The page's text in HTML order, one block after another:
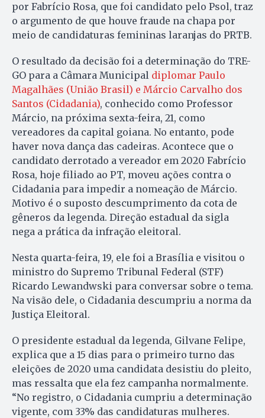
por Fabrício Rosa, que foi candidato pelo Psol, traz
o argumento de que houve fraude na chapa por
meio de candidaturas femininas laranjas do PRTB.
O resultado da decisão foi a determinação do TRE-
GO para a Câmara Municipal diplomar Paulo
Magalhães (União Brasil) e Márcio Carvalho dos
Santos (Cidadania), conhecido como Professor
Márcio, na próxima sexta-feira, 21, como
vereadores da capital goiana. No entanto, pode
haver nova dança das cadeiras. Acontece que o
candidato derrotado a vereador em 2020 Fabrício
Rosa, hoje filiado ao PT, moveu ações contra o
Cidadania para impedir a nomeação de Márcio.
Motivo é o suposto descumprimento da cota de
gêneros da legenda. Direção estadual da sigla
nega a prática da infração eleitoral.
Nesta quarta-feira, 19, ele foi a Brasília e visitou o
ministro do Supremo Tribunal Federal (STF)
Ricardo Lewandwski para conversar sobre o tema.
Na visão dele, o Cidadania descumpriu a norma da
Justiça Eleitoral.
O presidente estadual da legenda, Gilvane Felipe,
explica que a 15 dias para o primeiro turno das
eleições de 2020 uma candidata desistiu do pleito,
mas ressalta que ela fez campanha normalmente.
“No registro, o Cidadania cumpriu a determinação
vigente, com 33% das candidaturas mulheres.